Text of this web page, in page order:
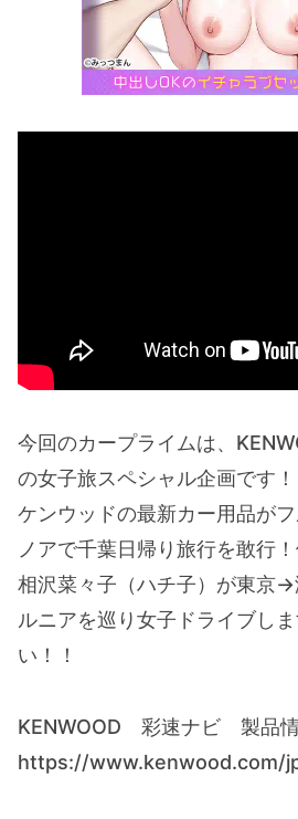
今回のカープライムは、
の女子旅スペシャル企画です！
ケンウッドの最新カー用品が
ノアで千葉日帰り旅行を敢行
相沢菜々子（ハチ子）が東京
ルニアを巡り女子ドライブし
い！！
KENWOOD 彩速ナビ 製品
https://www.kenwood.com/